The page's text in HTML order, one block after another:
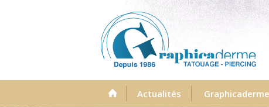
Menu Actualités Graphicaderme